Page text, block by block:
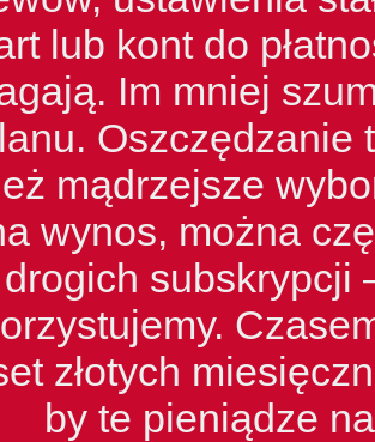
lub kont do
Im mniej
Oszczędzanie
mądrzejsze
wynos, można
subskrypcji
złotych
by te pieniądze